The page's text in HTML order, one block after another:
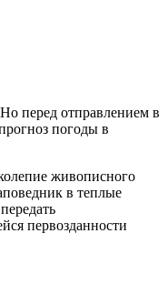
перед отправлением в
погоды в
живописного
в теплые
первозданности